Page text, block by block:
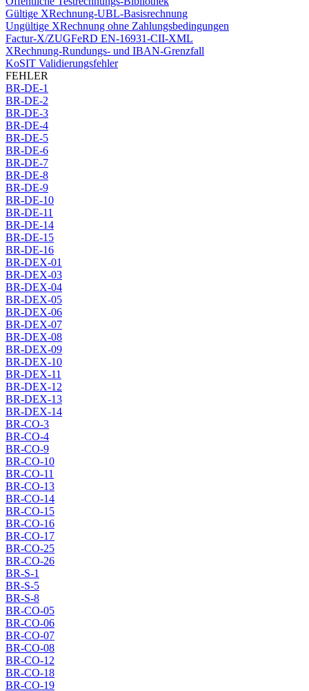
Gültige XRechnung-UBL-Basisrechnung
Ungültige XRechnung ohne Zahlungsbedingungen
Factur-X/ZUGFeRD EN-16931-CII-XML
XRechnung-Rundungs- und IBAN-Grenzfall
KoSIT Validierungsfehler
FEHLER
BR-DE-1
BR-DE-2
BR-DE-3
BR-DE-4
BR-DE-5
BR-DE-6
BR-DE-7
BR-DE-8
BR-DE-9
BR-DE-10
BR-DE-11
BR-DE-14
BR-DE-15
BR-DE-16
BR-DEX-01
BR-DEX-03
BR-DEX-04
BR-DEX-05
BR-DEX-06
BR-DEX-07
BR-DEX-08
BR-DEX-09
BR-DEX-10
BR-DEX-11
BR-DEX-12
BR-DEX-13
BR-DEX-14
BR-CO-3
BR-CO-4
BR-CO-9
BR-CO-10
BR-CO-11
BR-CO-13
BR-CO-14
BR-CO-15
BR-CO-16
BR-CO-17
BR-CO-25
BR-CO-26
BR-S-1
BR-S-5
BR-S-8
BR-CO-05
BR-CO-06
BR-CO-07
BR-CO-08
BR-CO-12
BR-CO-18
BR-CO-19